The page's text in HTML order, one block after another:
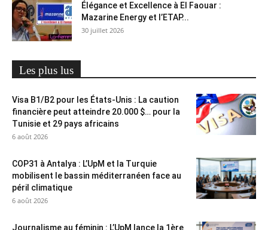
Élégance et Excellence à El Faouar :
Mazarine Energy et l’ETAP...
30 juillet 2026
Les plus lus
Visa B1/B2 pour les États-Unis : La caution
financière peut atteindre 20.000 $… pour la
Tunisie et 29 pays africains
6 août 2026
COP31 à Antalya : L’UpM et la Turquie
mobilisent le bassin méditerranéen face au
péril climatique
6 août 2026
Journalisme au féminin : L’UpM lance la 1ère